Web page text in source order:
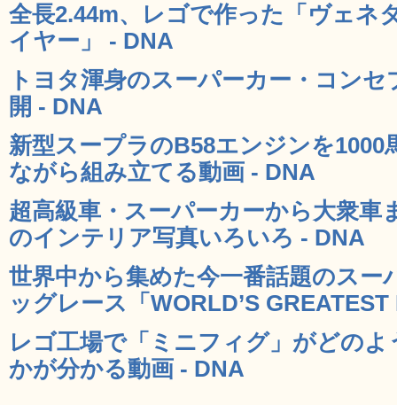
全長2.44m、レゴで作った「ヴェネ
イヤー」 - DNA
トヨタ渾身のスーパーカー・コン
開 - DNA
新型スープラのB58エンジンを1000
ながら組み立てる動画 - DNA
超高級車・スーパーカーから大衆車
のインテリア写真いろいろ - DNA
世界中から集めた今一番話題のスー
ッグレース「WORLD’S
レゴ工場で「ミニフィグ」がどの
かが分かる動画 - DNA